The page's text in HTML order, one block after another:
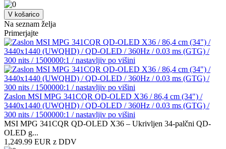
V košarico
Na seznam želja
Primerjajte
Zaslon MSI MPG 341CQR QD-OLED X36 / 86,4 cm (34") /
3440x1440 (UWQHD) / QD-OLED / 360Hz / 0.03 ms (GTG) /
300 nits / 1500000:1 / nastavljiv po višini
MSI MPG 341CQR QD-OLED X36 – Ukrivljen 34-palčni QD-
OLED g...
1,249.99 EUR z DDV